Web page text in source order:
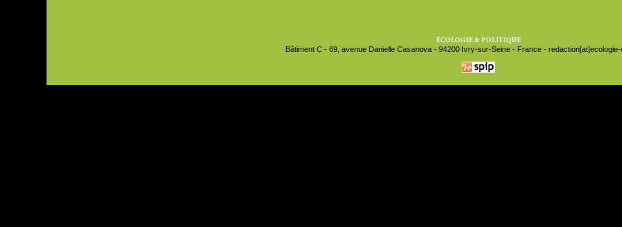
ÉCOLOGIE & POLITIQUE
Bâtiment C - 69, avenue Danielle Casanova - 94200 Ivry-sur-Seine - France - redaction[at]ecologie-